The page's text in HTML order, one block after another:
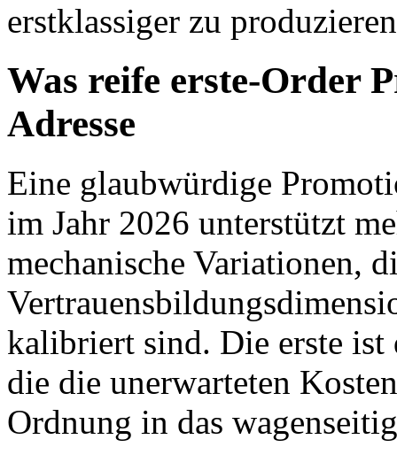
erstklassiger zu
Was reife erste-Order
Adresse
Eine glaubwürdige
im Jahr 2026 unterstützt
mechanische Variationen,
kalibriert sind. Die erste
die die unerwarteten
Ordnung in das